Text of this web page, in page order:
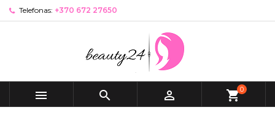
Telefonas: +370 672 27650
   shopping_cart0